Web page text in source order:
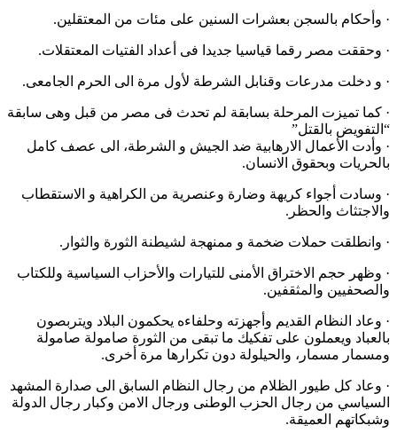
· وأحكام بالسجن بعشرات السنين على مئات من المعتقلين.
· وحققت مصر رقما قياسيا جديدا فى أعداد الفتيات المعتقلات.
· و دخلت مدرعات وقنابل الشرطة لأول مرة الى الحرم الجامعى.
· كما تميزت المرحلة بسابقة لم تحدث فى مصر من قبل وهى سابقة
“التفويض بالقتل”
· وأدت الأعمال الارهابية ضد الجيش و الشرطة، الى عصف كامل
بالحريات وبحقوق الانسان.
· وسادت أجواء كريهة وضارة وعنصرية من الكراهية و الاستقطاب
والاجتثاث والحظر.
· وانطلقت حملات ضخمة و ممنهجة لشيطنة الثورة والثوار.
· وظهر حجم الاختراق الأمنى للتيارات والأحزاب السياسية وللكتاب
والصحفيين والمثقفين.
· وعاد النظام القديم وأجهزته وحلفاءه يحكمون البلاد ويتربصون
بالعباد ويعملون على تفكيك ما تبقى من الثورة صامولة صامولة
ومسمار مسمار، والحيلولة دون تكرارها مرة أخرى.
· وعاد كل طيور الظلام من رجال النظام السابق الى صدارة المشهد
السياسي من رجال الحزب الوطنى ورجال الامن وكبار رجال الدولة
وشبكاتهم العميقة.